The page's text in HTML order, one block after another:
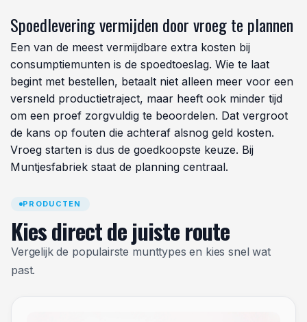
Spoedlevering vermijden door vroeg te plannen
Een van de meest vermijdbare extra kosten bij
consumptiemunten is de spoedtoeslag. Wie te laat
begint met bestellen, betaalt niet alleen meer voor een
versneld productietraject, maar heeft ook minder tijd
om een proef zorgvuldig te beoordelen. Dat vergroot
de kans op fouten die achteraf alsnog geld kosten.
Vroeg starten is dus de goedkoopste keuze. Bij
Muntjesfabriek staat de planning centraal.
PRODUCTEN
Kies direct de juiste route
Vergelijk de populairste munttypes en kies snel wat
past.